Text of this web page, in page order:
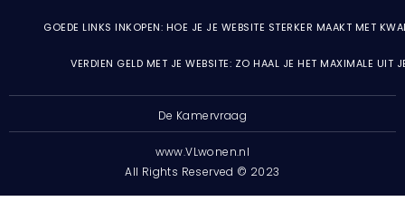
GOEDE LINKS INKOPEN: HOE JE JE WEBSITE STERKER MAAKT MET
VERDIEN GELD MET JE WEBSITE: ZO HAAL JE HET MAXIMALE UIT
De Kamervraag
www.VLwonen.nl
All Rights Reserved © 2023